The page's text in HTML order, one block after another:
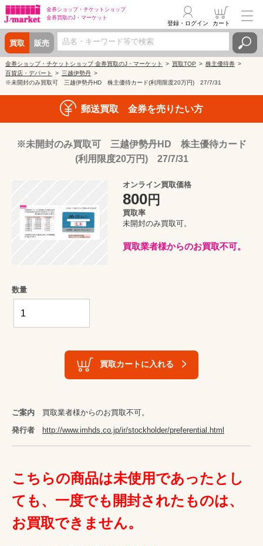
金券ショップ・ チケットショップ
金券買取のJ・マーケット
買取 販売
登録・ログイン カート
金券ショップ・チケットショップ 金券買取のJ・マーケット 買取TOP
株主優待券
百貨店・デパート
三越伊勢丹
※未開封のみ買取可 三越伊勢丹HD 株主優待カード(利用限度20万円) 27/7/31
郵送買取 金券を売りたい方
※未開封のみ買取可 三越伊勢丹HD 株主優待カード
(利用限度20万円) 27/7/31
オンライン買取価格
800円
買取率
未開封のみ買取可。
買取業者様からのお買取不可。
数量
買取カートに入れる
ご案内 買取業者様からのお買取不可。
発行者 http://www.imhds.co.jp/ir/stockholder/preferential.html
こちらの商品は未使用であったとし
ても、一度でも開封されたものは、
お買取できません。